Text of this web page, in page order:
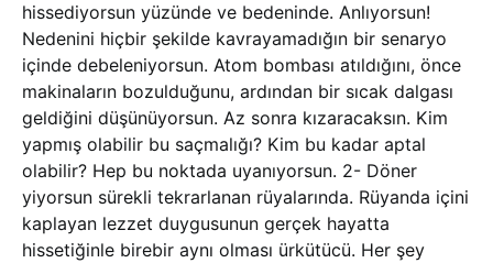
hissediyorsun yüzünde ve bedeninde. Anlıyorsun!
Nedenini hiçbir şekilde kavrayamadığın bir senaryo
içinde debeleniyorsun. Atom bombası atıldığını, önce
makinaların bozulduğunu, ardından bir sıcak dalgası
geldiğini düşünüyorsun. Az sonra kızaracaksın. Kim
yapmış olabilir bu saçmalığı? Kim bu kadar aptal
olabilir? Hep bu noktada uyanıyorsun. 2- Döner
yiyorsun sürekli tekrarlanan rüyalarında. Rüyanda içini
kaplayan lezzet duygusunun gerçek hayatta
hissetiğinle birebir aynı olması ürkütücü. Her şey